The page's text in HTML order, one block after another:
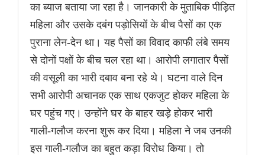
का ब्याज बताया जा रहा है। जानकारी के मुताबिक पीड़ित
महिला और उसके दबंग पड़ोसियों के बीच पैसों का एक
पुराना लेन-देन था। यह पैसों का विवाद काफी लंबे समय
से दोनों पक्षों के बीच चल रहा था। आरोपी लगातार पैसों
की वसूली का भारी दबाव बना रहे थे। घटना वाले दिन
सभी आरोपी अचानक एक साथ एकजुट होकर महिला के
घर पहुंच गए। उन्होंने घर के बाहर खड़े होकर भारी
गाली-गलौज करना शुरू कर दिया। महिला ने जब उनकी
इस गाली-गलौज का बहुत कड़ा विरोध किया। तो